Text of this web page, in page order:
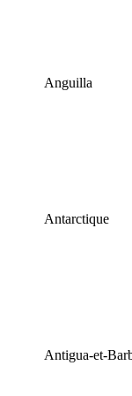
Anguilla
Antarctique
Antigua-et-